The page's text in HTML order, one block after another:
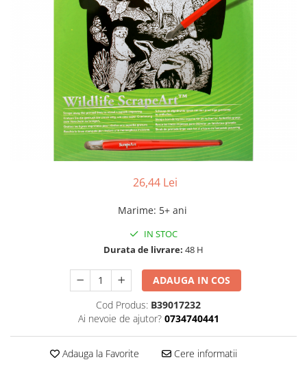
26,44 Lei
Marime: 5+ ani
IN STOC
Durata de livrare: 48 H
ADAUGA IN COS
Cod Produs: B39017232
Ai nevoie de ajutor? 0734740441
Adauga la Favorite Cere informatii